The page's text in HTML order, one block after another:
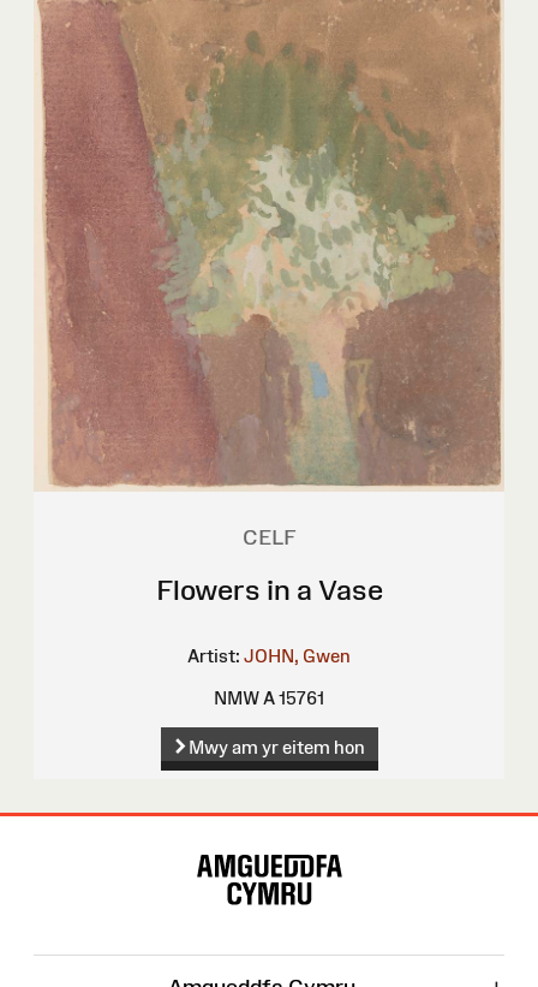
CELF
Flowers in a Vase
Artist: JOHN, Gwen
NMW A 15761
Mwy am yr eitem hon